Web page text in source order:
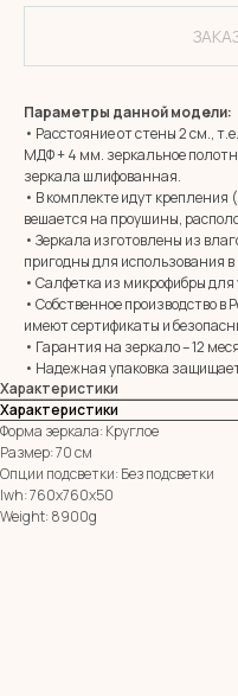
Параметры данной модели:
• Расстояние от стены 2 см.,
МДФ + 4 мм. зеркальное
зеркала шлифованная.
• В комплекте идут
вешается на проушины,
• Зеркала изготовлены из
пригодны для использования
• Салфетка из микрофибры для
• Собственное производство в
имеют сертификаты и
• Гарантия на зеркало – 12
• Надежная упаковка
Характеристики
Характеристики
Форма зеркала: Круглое
Размер: 70 см
Опции подсветки: Без подсветки
lwh: 760x760x50
Weight: 8900g
MIRROR ROOM
+7 (961) 595-72-73
E-mail:
Адрес: 350037, г. Краснодар,
х. им. Ленина, ДНТ Виктория,
ул. Казачья, д. 2А
zerkala@ksk23.ru
Остались вопросы?
Оставь заявку и мы с Вами